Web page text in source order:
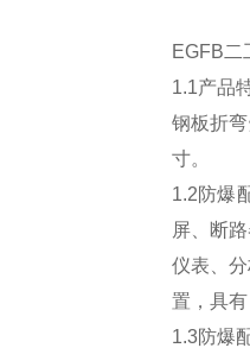
EGFB二
1.1产品
钢板折
寸。
1.2防爆
屏、断
仪表、
置，具
1.3防爆